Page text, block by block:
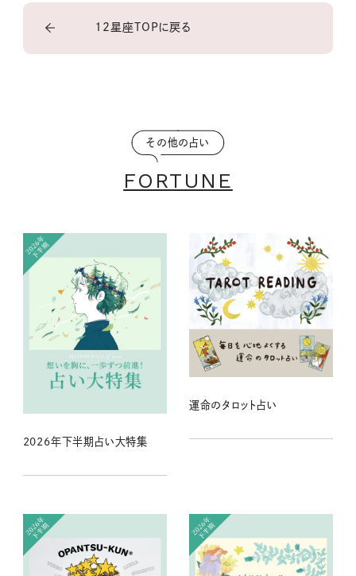
12星座TOPに戻る
その他の占い
FORTUNE
2026年下半期占い大特集
運命のタロット占い